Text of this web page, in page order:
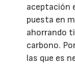
aceptación
puesta en
ahorrando
carbono.
las que es